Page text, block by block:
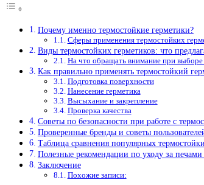
Почему именно термостойкие герметики?
Сферы применения термостойких
Виды термостойких герметиков: что
На что обращать внимание при выборе
Как правильно применять термостойкий
Подготовка поверхности
Нанесение герметика
Высыхание и закрепление
Проверка качества
Советы по безопасности при работе с
Проверенные бренды и советы
Таблица сравнения популярных
Полезные рекомендации по уходу за
Заключение
Похожие записи: